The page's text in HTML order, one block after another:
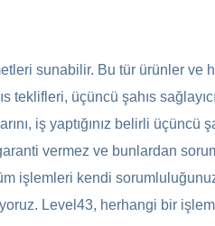
sunabilir. Bu tür ürünler ve
teklifleri, üçüncü şahıs
iş yaptığınız belirli
vermez ve bunlardan
işlemleri kendi
Level43, herhangi bir